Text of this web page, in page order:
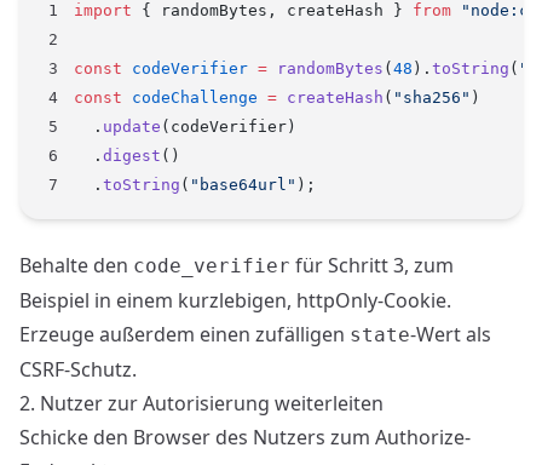
import { randomBytes, createHash } from
const codeVerifier = randomBytes ( 48 ). toString (
const codeChallenge = createHash ( "sha256" )
  .
update (codeVerifier)
  .
digest ()
  .
toString ( "base64url" );
Behalte den code_verifier für Schritt 3, zum
Beispiel in einem kurzlebigen, httpOnly-Cookie.
Erzeuge außerdem einen zufälligen state-Wert als
CSRF-Schutz.
2. Nutzer zur Autorisierung weiterleiten
Schicke den Browser des Nutzers zum Authorize-